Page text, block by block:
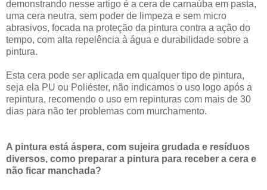
demonstrando nesse artigo é a cera de carnaúba em pasta,
uma cera neutra, sem poder de limpeza e sem micro
abrasivos, focada na proteção da pintura contra a ação do
tempo, com alta repelência à água e durabilidade sobre a
pintura.
Esta cera pode ser aplicada em qualquer tipo de pintura,
seja ela PU ou Poliéster, não indicamos o uso logo após a
repintura, recomendo o uso em repinturas com mais de 30
dias para não ter problemas com murchamento.
A pintura está áspera, com sujeira grudada e resíduos
diversos, como preparar a pintura para receber a cera e
não ficar manchada?